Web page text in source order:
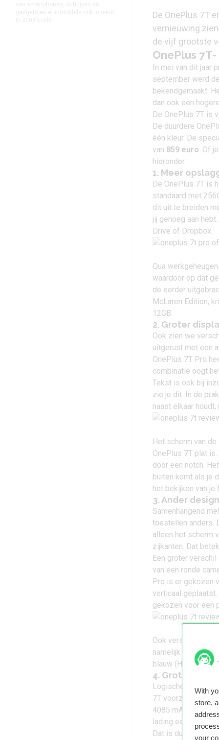
With
store,
your
De OnePlus 7T
vernieuwing
de vijf grootste
OnePlus
In mei van dit jaar
september werd de
bekendgemaakt.
dan ook een
De OnePlus 7T is
De duurdere
één kleur. De
van 859 euro. Of
hieronder.
1. Meer
De OnePlus 7T is
standaard met
dit uit te breiden
jij genoeg aan
Drive of Dropbox.
Qua
waardoor op dat
de eerder
McLaren Edition,
12GB.
2. Groter
Ook zien we
uitgerust met een
OnePlus 7T Pro
combinatie oogt
Tekst is ook bij
zie je dit. In de
naast elkaar
Het scherm van
OnePlus 7T plat
door een notch.
buiten komt als je
het bekijken van
3. Ander design
Samenhangend
toestellen anders.
alleen het scherm
zijkanten. Dat
Een groter
van een ronde
Pro is er gekozen
verticaal geplaatst.
gekozen voor een
Ook verschillen de
namelijk blauw
blauw (Haze Blue)
4. Grotere accu
Logischerwijs is
7T voorzien van
4085 mAh. In de
lading een hele dag
Dat is dus